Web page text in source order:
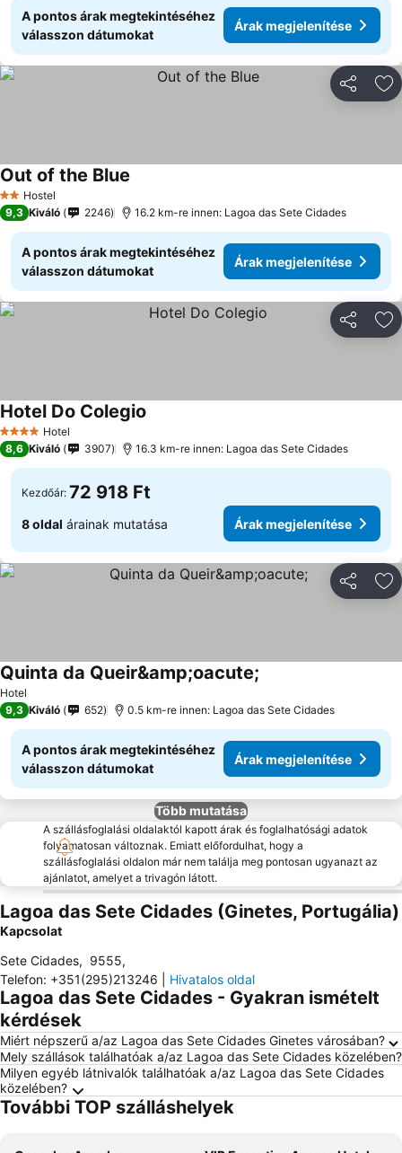
A pontos árak megtekintéséhez
válasszon dátumokat
Árak megjelenítése
2 Kategória
Hostel
Out of the Blue
9,3 Kiváló 2246 16.2 km-re innen: Lagoa das Sete Cidades
A pontos árak megtekintéséhez
válasszon dátumokat
Árak megjelenítése
4 KategóriaHotel
Hotel Do Colegio
8,6 Kiváló 3907 16.3 km-re innen: Lagoa das Sete Cidades
Kezdőár: 72 918 Ft
8 oldal árainak mutatása Árak megjelenítése
Hotel
Quinta da Queir&amp;oacute;
9,3 Kiváló 652 0.5 km-re innen: Lagoa das Sete Cidades
A pontos árak megtekintéséhez
válasszon dátumokat
Árak megjelenítése
Több mutatása
A szállásfoglalási oldalaktól kapott árak és foglalhatósági adatok
folyamatosan változnak. Emiatt előfordulhat, hogy a
szállásfoglalási oldalon már nem találja meg pontosan ugyanazt az
ajánlatot, amelyet a trivagón látott.
Lagoa das Sete Cidades (Ginetes, Portugália)
Kapcsolat
Sete Cidades, 9555,
Telefon: +351(295)213246 Hivatalos oldal
Lagoa das Sete Cidades - Gyakran ismételt
kérdések
Miért népszerű a/az Lagoa das Sete Cidades Ginetes városában?
Mely szállások találhatóak a/az Lagoa das Sete Cidades közelében?
Milyen egyéb látnivalók találhatóak a/az Lagoa das Sete Cidades
közelében?
További TOP szálláshelyek